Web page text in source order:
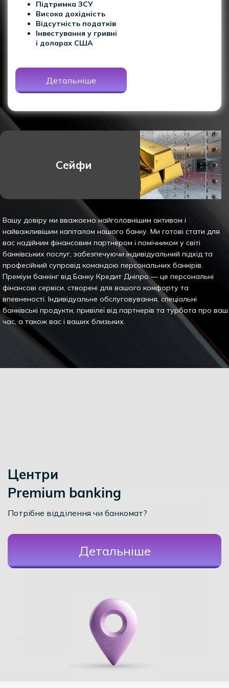
Підтримка ЗСУ
Висока дохідність
Відсутність податків
Інвестування у гривні
і доларах США
Детальніше
Сейфи
Вашу довіру ми вважаємо найголовнішим активом і
найважливішим капіталом нашого банку. Ми готові стати для
вас надійним фінансовим партнером і помічником у світі
банківських послуг, забезпечуючи індивідуальний підхід та
професійний супровід командою персональних банкірів.
Преміум банкінг від Банку Кредит Дніпро — це персональні
фінансові сервіси, створені для вашого комфорту та
впевненості. Індивідуальне обслуговування, спеціальні
банківські продукти, привілеї від партнерів та турбота про ваш
час, а також вас і ваших близьких.
Центри
Premium banking
Потрібне відділення чи банкомат?
Детальніше